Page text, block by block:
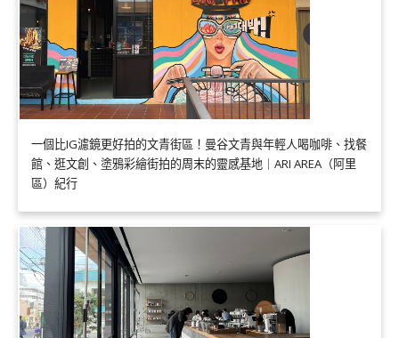
一個比IG濾鏡更好拍的文青街區！曼谷文青與年輕人喝咖啡、找餐
館、逛文創、塗鴉彩繪街拍的周末的靈感基地｜ARI AREA（阿里
區）紀行